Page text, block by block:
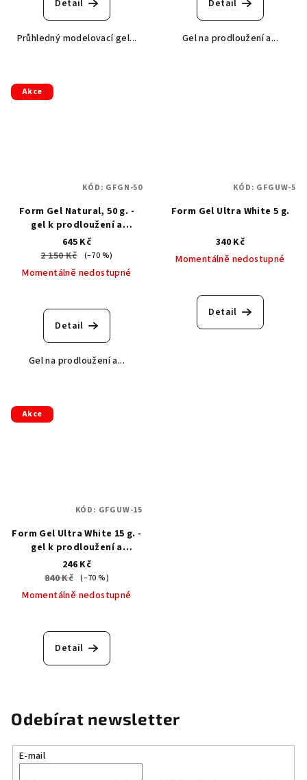
Detail
Průhledný modelovací gel...
Detail
Gel na prodloužení a...
Akce
Form Gel Natural, 50 g. -
gel k prodloužení a
obnovení volného okraje
645 Kč
2 150 Kč
(–70 %)
Momentálně nedostupné
Detail
Gel na prodloužení a...
KÓD: GFGN-50
Form Gel Ultra White 5 g.
340 Kč
Momentálně nedostupné
Detail
KÓD: GFGUW-5
Akce
Form Gel Ultra White 15 g. -
gel k prodloužení a
obnovení volného okraje
246 Kč
840 Kč (–70 %)
Momentálně nedostupné
Detail
KÓD: GFGUW-15
Odebírat newsletter
E-mail